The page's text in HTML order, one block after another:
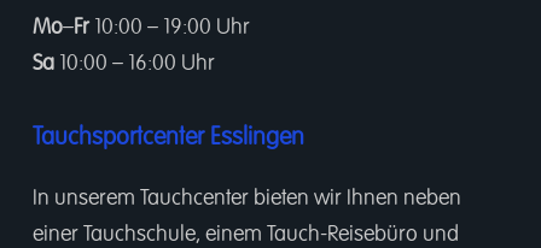
Mo–Fr10:00 – 19:00 Uhr
Sa10:00 – 16:00 Uhr
Tauchsportcenter Esslingen
In unserem Tauchcenterbieten wir Ihnen neben
einer Tauchschule, einem Tauch-Reisebüro und